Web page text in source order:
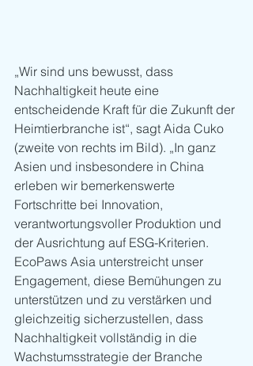
„Wir sind uns bewusst, dass
Nachhaltigkeit heute eine
entscheidende Kraft für die Zukunft der
Heimtierbranche ist“, sagt Aida Cuko
(zweite von rechts im Bild). „In ganz
Asien und insbesondere in China
erleben wir bemerkenswerte
Fortschritte bei Innovation,
verantwortungsvoller Produktion und
der Ausrichtung auf ESG-Kriterien.
EcoPaws Asia unterstreicht unser
Engagement, diese Bemühungen zu
unterstützen und zu verstärken und
gleichzeitig sicherzustellen, dass
Nachhaltigkeit vollständig in die
Wachstumsstrategie der Branche